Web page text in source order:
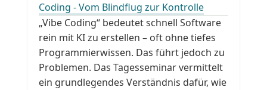
Coding - Vom Blindflug zur Kontrolle
„Vibe Coding“ bedeutet schnell Software
rein mit KI zu erstellen – oft ohne tiefes
Programmierwissen. Das führt jedoch zu
Problemen. Das Tagesseminar vermittelt
ein grundlegendes Verständnis dafür, wie